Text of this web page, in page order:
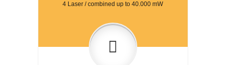
4 Laser / combined up to 40.000 mW